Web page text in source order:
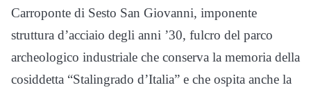
Carroponte di Sesto San Giovanni, imponente
struttura d’acciaio degli anni ’30, fulcro del parco
archeologico industriale che conserva la memoria della
cosiddetta “Stalingrado d’Italia” e che ospita anche la